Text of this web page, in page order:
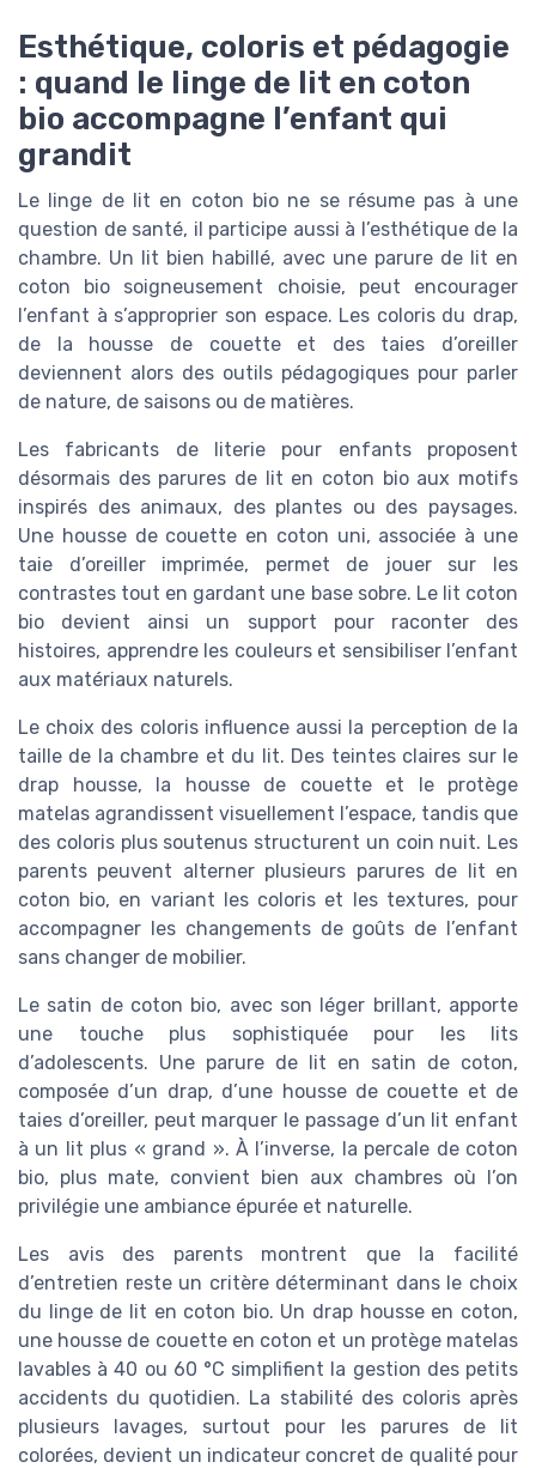
Esthétique, coloris et pédagogie
: quand le linge de lit en coton
bio accompagne l’enfant qui
grandit
Le linge de lit en coton bio ne se résume pas à une
question de santé, il participe aussi à l’esthétique de la
chambre. Un lit bien habillé, avec une parure de lit en
coton bio soigneusement choisie, peut encourager
l’enfant à s’approprier son espace. Les coloris du drap,
de la housse de couette et des taies d’oreiller
deviennent alors des outils pédagogiques pour parler
de nature, de saisons ou de matières.
Les fabricants de literie pour enfants proposent
désormais des parures de lit en coton bio aux motifs
inspirés des animaux, des plantes ou des paysages.
Une housse de couette en coton uni, associée à une
taie d’oreiller imprimée, permet de jouer sur les
contrastes tout en gardant une base sobre. Le lit coton
bio devient ainsi un support pour raconter des
histoires, apprendre les couleurs et sensibiliser l’enfant
aux matériaux naturels.
Le choix des coloris influence aussi la perception de la
taille de la chambre et du lit. Des teintes claires sur le
drap housse, la housse de couette et le protège
matelas agrandissent visuellement l’espace, tandis que
des coloris plus soutenus structurent un coin nuit. Les
parents peuvent alterner plusieurs parures de lit en
coton bio, en variant les coloris et les textures, pour
accompagner les changements de goûts de l’enfant
sans changer de mobilier.
Le satin de coton bio, avec son léger brillant, apporte
une touche plus sophistiquée pour les lits
d’adolescents. Une parure de lit en satin de coton,
composée d’un drap, d’une housse de couette et de
taies d’oreiller, peut marquer le passage d’un lit enfant
à un lit plus « grand ». À l’inverse, la percale de coton
bio, plus mate, convient bien aux chambres où l’on
privilégie une ambiance épurée et naturelle.
Les avis des parents montrent que la facilité
d’entretien reste un critère déterminant dans le choix
du linge de lit en coton bio. Un drap housse en coton,
une housse de couette en coton et un protège matelas
lavables à 40 ou 60 °C simplifient la gestion des petits
accidents du quotidien. La stabilité des coloris après
plusieurs lavages, surtout pour les parures de lit
colorées, devient un indicateur concret de qualité pour